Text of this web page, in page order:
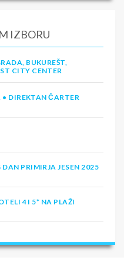
IZBORU
BUKUREŠT,
CITY CENTER
DIREKTAN ČARTER
PRIMIRJA JESEN 2025
4 I 5* NA PLAŽI